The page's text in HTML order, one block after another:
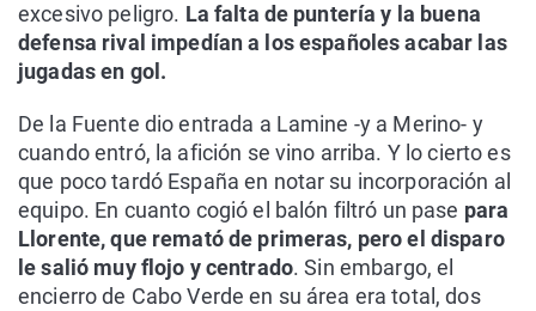
excesivo peligro. La falta de puntería y la buena
defensa rival impedían a los españoles acabar las
jugadas en gol.
De la Fuente dio entrada a Lamine -y a Merino- y
cuando entró, la afición se vino arriba. Y lo cierto es
que poco tardó España en notar su incorporación al
equipo. En cuanto cogió el balón filtró un pase para
Llorente, que remató de primeras, pero el disparo
le salió muy flojo y centrado. Sin embargo, el
encierro de Cabo Verde en su área era total, dos